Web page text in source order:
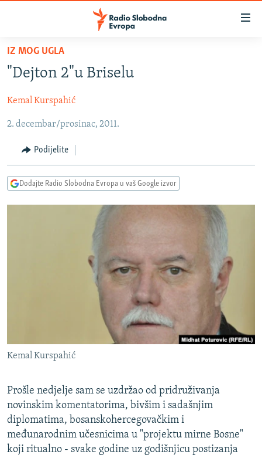
Pređite
glavni
Pređite
na
navigaciju
Pređite
na
pretragu
VIJESTI
BOSNA I HERCEGOVINA
SRBIJA
KOSOVO
CRNA GORA
VIZUELNO
VIDEO
PODCASTI
RSE PRIČE IZ SVIJETA
GENOCID U SREBRENICI
TV LIBERTY
POST SCRIPTUM
MOJA EVROPA
PRATITE NAS
Sve RFE/RL stranice
IZ MOG UGLA
"Dejton 2"u Briselu
Kemal Kurspahić
2. decembar/prosinac, 2011.
Podijelite
Dodajte Radio Slobodna Evropa u vaš Google izvor
Kemal Kurspahić
Prošle nedjelje sam se uzdržao od pridruživanja
novinskim komentatorima, bivšim i sadašnjim
diplomatima, bosanskohercegovačkim i
međunarodnim učesnicima u "projektu mirne Bosne"
koji ritualno - svake godine uz godišnjicu postizanja